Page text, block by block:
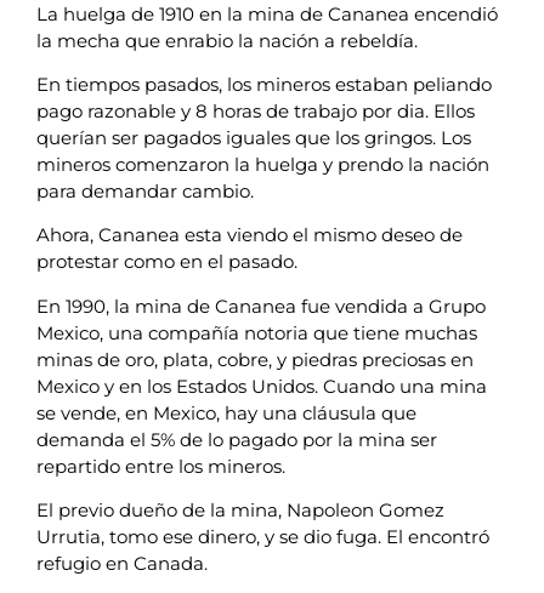
La huelga de 1910 en la mina de Cananea encendió
la mecha que enrabio la nación a rebeldía.
En tiempos pasados, los mineros estaban peliando
pago razonable y 8 horas de trabajo por dia. Ellos
querían ser pagados iguales que los gringos. Los
mineros comenzaron la huelga y prendo la nación
para demandar cambio.
Ahora, Cananea esta viendo el mismo deseo de
protestar como en el pasado.
En 1990, la mina de Cananea fue vendida a Grupo
Mexico, una compañía notoria que tiene muchas
minas de oro, plata, cobre, y piedras preciosas en
Mexico y en los Estados Unidos. Cuando una mina
se vende, en Mexico, hay una cláusula que
demanda el 5% de lo pagado por la mina ser
repartido entre los mineros.
El previo dueño de la mina, Napoleon Gomez
Urrutia, tomo ese dinero, y se dio fuga. El encontró
refugio en Canada.